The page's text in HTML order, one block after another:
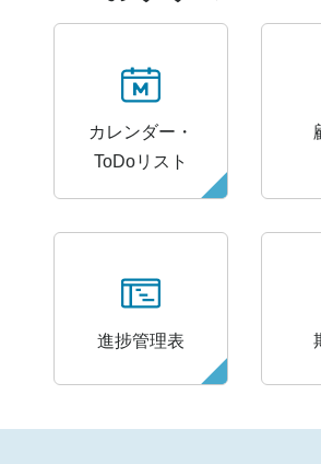
カレンダー・
ToDoリスト
進捗管理表